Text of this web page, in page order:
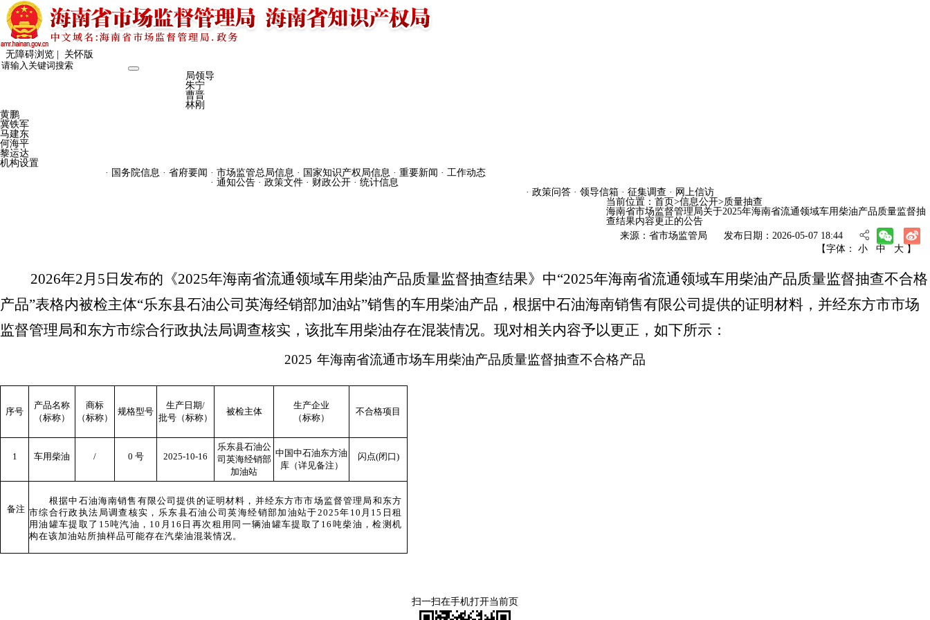
无障碍浏览 | 关怀版
局领导
朱宁
曹晋
林刚
黄鹏
冀铁军
马建东
何海平
黎运达
机构设置
· 国务院信息 · 省府要闻 · 市场监管总局信息 · 国家知识产权局信息 · 重要新闻 · 工作动态
· 通知公告 · 政策文件 · 财政公开 · 统计信息
· 政策问答 · 领导信箱 · 征集调查 · 网上信访
当前位置： 首页>信息公开>质量抽查
海南省市场监督管理局关于2025年海南省流通领域车用柴油产品质量监督抽
查结果内容更正的公告
来源： 省市场监管局
发布日期：2026-05-07 18:44
【字体：
小 中 大 】
2026年2月5日发布的《2025年海南省流通领域车用柴油产品质量监督抽查结果》中“2025年海南省流通领域车用柴油产品质量监督抽查不合格
产品”表格内被检主体“乐东县石油公司英海经销部加油站”销售的车用柴油产品， 根据中石油海南销售有限公司提供的证明材料，并经东方市市场
监督管理局和东方市综合行政执法局调查核实 ，该批车用柴油存在混装情况。现对相关内容予以更正，如下所示：
2025 年海南省流通市场车用柴油产品质量监督抽查不合格产品
序号
产品名称
（标称）
商标
（标称）
规格型号
生产日期/
批号（标称）
被检主体
生产企业
（标称）
不合格项目
1 车用柴油 / 0 号 2025-10-16
乐东县石油公
司英海经销部
加油站
中国中石油东方油
库（详见备注）
闪点(闭口)
备注
根据中石油海南销售有限公司提供的证明材料， 并经东方市市场监督管理局和东方
市综合行政执法局调查核实，乐东县石油公司英海经销部加油站于2025年 10月15 日租
用油罐车提取了 15吨汽油，10月16日再次租用同一辆油罐车提取了16吨柴油 ，检测机
构在该加油站所抽样品可能存在汽柴油混装情况。
扫一扫在手机打开当前页